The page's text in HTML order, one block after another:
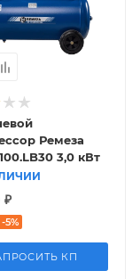
Ремеза
3,0 кВт
₽
-5%
КП